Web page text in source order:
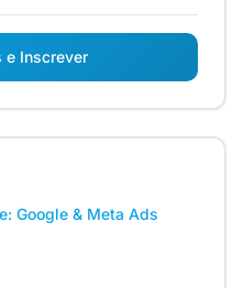
e Inscrever
Google & Meta Ads